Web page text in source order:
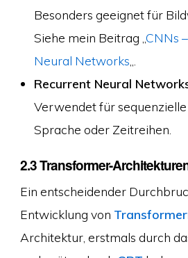
Besonders geeignet für
Siehe mein Beitrag „ CNNs
Neural Networks
Recurrent Neural
Verwendet für
Sprache oder Zeitreihen.
2.3 Transformer-
Ein entscheidender
Entwicklung von
Architektur, erstmals durch